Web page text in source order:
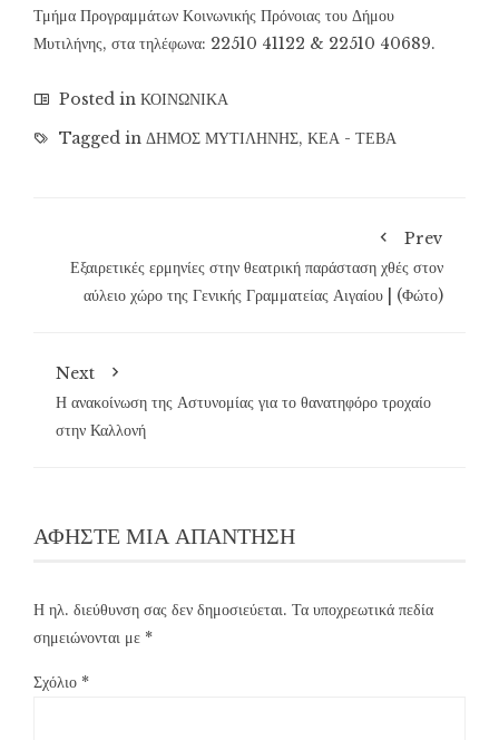
Τμήμα Προγραμμάτων Κοινωνικής Πρόνοιας του Δήμου
Μυτιλήνης, στα τηλέφωνα: 22510 41122 & 22510 40689.
Posted in ΚΟΙΝΩΝΙΚΑ
Tagged in ΔΗΜΟΣ ΜΥΤΙΛΗΝΗΣ, ΚΕΑ - ΤΕΒΑ
Prev
Εξαιρετικές ερμηνίες στην θεατρική παράσταση χθές στον
αύλειο χώρο της Γενικής Γραμματείας Αιγαίου | (Φώτο)
Next
Η ανακοίνωση της Αστυνομίας για το θανατηφόρο τροχαίο
στην Καλλονή
ΑΦΉΣΤΕ ΜΙΑ ΑΠΆΝΤΗΣΗ
Η ηλ. διεύθυνση σας δεν δημοσιεύεται. Τα υποχρεωτικά πεδία
σημειώνονται με *
Σχόλιο *